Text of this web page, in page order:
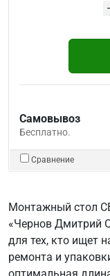
Самовывоз
Бесплатно.
Сравнение
Монтажный стол
«Чернов Дмитрий
для тех, кто ищет
ремонта и
оптимальная